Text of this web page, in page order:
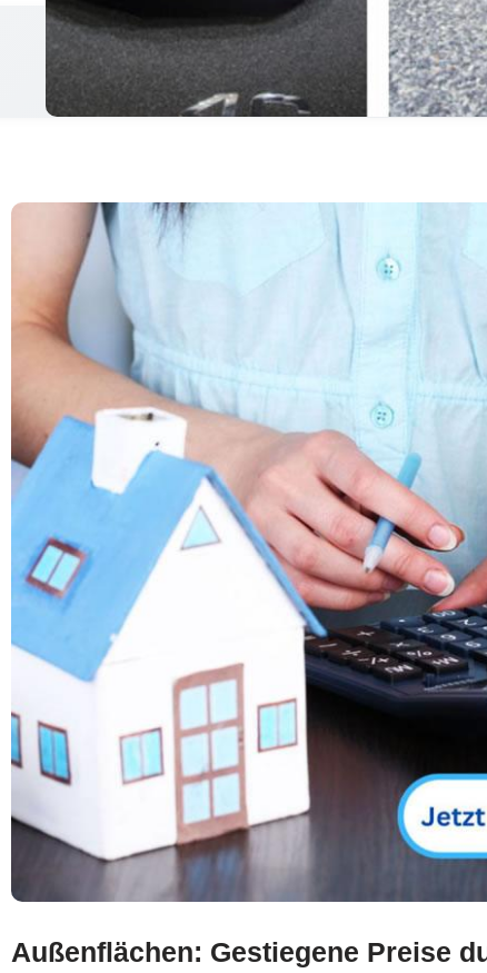
Außenflächen: Gestiegene Preise